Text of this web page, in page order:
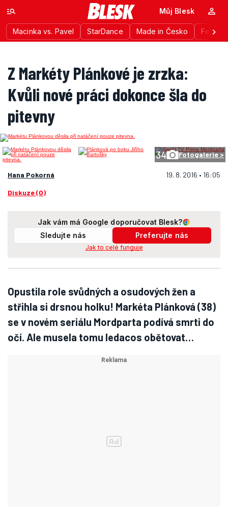
Macinka vs. Pavel StarDance Made in Česko
Můj Blesk
Z Markéty Plánkové je zrzka:
Kvůli nové práci dokonce šla do
pitevny
34 Fotogalerie >
Hana Pokorná 19. 8. 2016 • 16:05
Diskuze (0)
Jak vám má Google doporučovat Blesk?
Sledujte nás
Preferujte nás
Jak to celé funguje
Opustila role svůdných a osudových žen a
střihla si drsnou holku! Markéta Plánková (38)
se v novém seriálu Mordparta podívá smrti do
očí. Ale musela tomu ledacos obětovat…